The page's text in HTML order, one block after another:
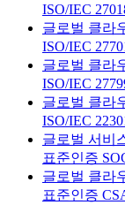
ISO/IEC
글로벌 클라
ISO/IEC
글로벌 클라
ISO/IEC
글로벌 클라
ISO/IEC
글로벌 서비
표준인증
글로벌 클라
표준인증